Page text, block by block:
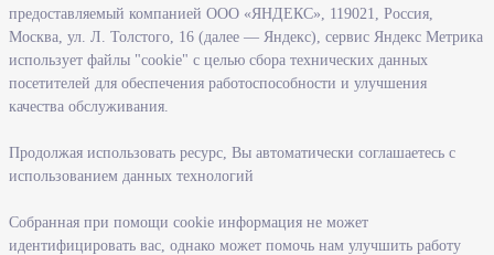
Деятельность министерства труда и социального развития
Новосибирской области
Контрольно-надзорная деятельность министерства
Государственные программы, реализуемые министерством
Службы и учреждения, подведомственные министерству
Поступление на государственную гражданскую службу
Информация
предоставляемый компанией ООО «ЯНДЕКС», 119021, Россия,
Москва, ул. Л. Толстого, 16 (далее — Яндекс), сервис Яндекс Метрика
использует файлы "cookie" с целью сбора технических данных
посетителей для обеспечения работоспособности и улучшения
качества обслуживания.
Продолжая использовать ресурс, Вы автоматически соглашаетесь с
использованием данных технологий
Собранная при помощи cookie информация не может
идентифицировать вас, однако может помочь нам улучшить работу